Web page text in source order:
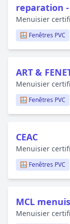
reparation
Menuisier
🪟 Fenêtres PVC
ART &
Menuisier
🪟 Fenêtres PVC
CEAC
Menuisier
🪟 Fenêtres PVC
MCL
Menuisier